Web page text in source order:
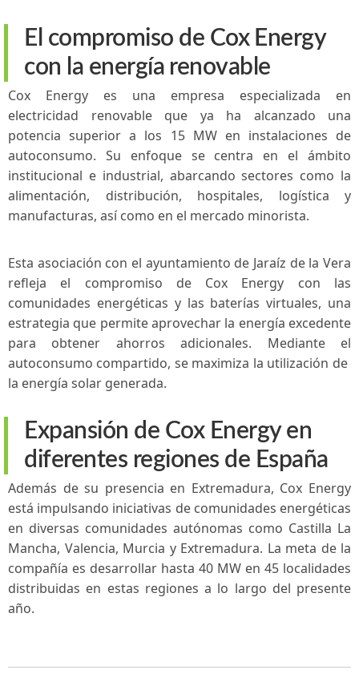
El compromiso de Cox ⁢Energy
con la‍ energía⁣ renovable
Cox Energy es una empresa especializada en
electricidad renovable que ⁢ya ha alcanzado una
potencia superior a los 15 MW en ​instalaciones de
autoconsumo. Su enfoque se centra en el ámbito
institucional e industrial, abarcando sectores como la
alimentación, distribución, hospitales, logística y
manufacturas, así como en el mercado minorista.
Esta asociación con el ayuntamiento de Jaraíz de‍ la Vera
refleja el compromiso ⁣de Cox Energy con las
comunidades ⁢energéticas y‌ las‍ baterías virtuales, una
estrategia⁤ que permite aprovechar la energía excedente
para obtener ahorros adicionales. Mediante⁢ el
autoconsumo compartido, se maximiza la utilización⁢ de ​
la energía⁢ solar generada.
Expansión de Cox Energy en
diferentes regiones de España
Además de su ⁢presencia en Extremadura, ⁤Cox Energy
está impulsando iniciativas de comunidades energéticas
en ‌diversas​ comunidades autónomas⁢ como Castilla ​La
Mancha, Valencia, Murcia y ‍Extremadura. La meta de la
compañía es desarrollar hasta 40 MW‍ en ​45 localidades
⁣distribuidas⁣ en ‌estas regiones ⁣a lo largo del presente
año.